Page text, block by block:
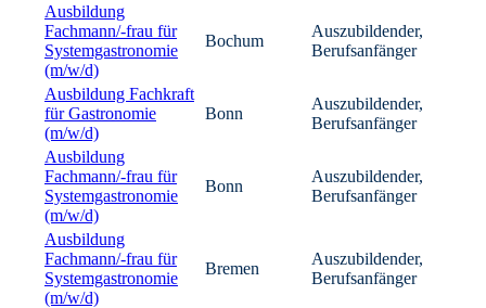
Ausbildung
Fachmann/-frau für
Systemgastronomie
(m/w/d)
Bochum
Auszubildender,
Berufsanfänger
Ausbildung Fachkraft
für Gastronomie
(m/w/d)
Bonn
Auszubildender,
Berufsanfänger
Ausbildung
Fachmann/-frau für
Systemgastronomie
(m/w/d)
Bonn
Auszubildender,
Berufsanfänger
Ausbildung
Fachmann/-frau für
Systemgastronomie
(m/w/d)
Bremen
Auszubildender,
Berufsanfänger